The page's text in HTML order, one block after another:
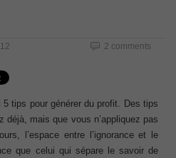
2 comments
tips pour générer du profit. Des tips
déjà, mais que vous n’appliquez pas
l’espace entre l’ignorance et le
que celui qui sépare le savoir de